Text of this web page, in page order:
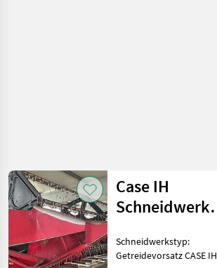
Case IH
Schneidwerk
Schneidwerkstyp:
Getreidevorsatz CASE IH